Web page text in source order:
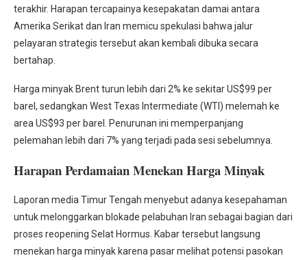
terakhir. Harapan tercapainya kesepakatan damai antara
Amerika Serikat dan Iran memicu spekulasi bahwa jalur
pelayaran strategis tersebut akan kembali dibuka secara
bertahap.
Harga minyak Brent turun lebih dari 2% ke sekitar US$99 per
barel, sedangkan West Texas Intermediate (WTI) melemah ke
area US$93 per barel. Penurunan ini memperpanjang
pelemahan lebih dari 7% yang terjadi pada sesi sebelumnya.
Harapan Perdamaian Menekan Harga Minyak
Laporan media Timur Tengah menyebut adanya kesepahaman
untuk melonggarkan blokade pelabuhan Iran sebagai bagian dari
proses reopening Selat Hormus. Kabar tersebut langsung
menekan harga minyak karena pasar melihat potensi pasokan